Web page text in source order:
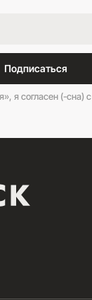
Подписаться
я согласен (-сна) c